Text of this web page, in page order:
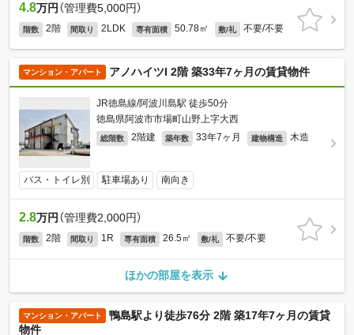
4.8万円 （管理費5,000円）
階数 2階 間取り 2LDK 専有面積 50.78㎡ 敷/礼 不要/不要
マンション・アパート アノハイツI 2階 築33年7ヶ月の賃貸物件
JR徳島線/阿波川島駅 徒歩50分
徳島県阿波市市場町山野上字大西
総階数 2階建 築年数 33年7ヶ月 建物構造 木造
バス・トイレ別 駐車場あり 南向き
2.8万円 （管理費2,000円）
階数 2階 間取り 1R 専有面積 26.5㎡ 敷/礼 不要/不要
ほかの部屋を表示
マンション・アパート
鴨島駅より徒歩76分 2階 築17年7ヶ月の賃貸
物件